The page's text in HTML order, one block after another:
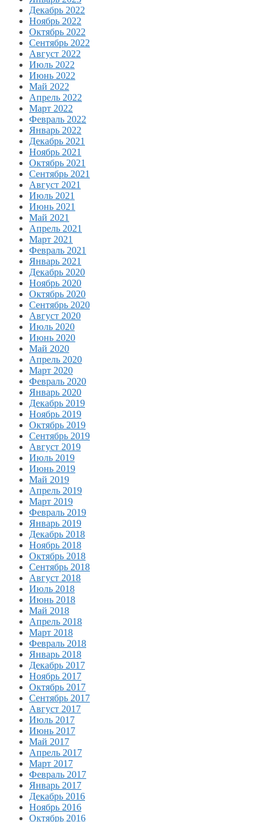
Декабрь 2022
Ноябрь 2022
Октябрь 2022
Сентябрь 2022
Август 2022
Июль 2022
Июнь 2022
Май 2022
Апрель 2022
Март 2022
Февраль 2022
Январь 2022
Декабрь 2021
Ноябрь 2021
Октябрь 2021
Сентябрь 2021
Август 2021
Июль 2021
Июнь 2021
Май 2021
Апрель 2021
Март 2021
Февраль 2021
Январь 2021
Декабрь 2020
Ноябрь 2020
Октябрь 2020
Сентябрь 2020
Август 2020
Июль 2020
Июнь 2020
Май 2020
Апрель 2020
Март 2020
Февраль 2020
Январь 2020
Декабрь 2019
Ноябрь 2019
Октябрь 2019
Сентябрь 2019
Август 2019
Июль 2019
Июнь 2019
Май 2019
Апрель 2019
Март 2019
Февраль 2019
Январь 2019
Декабрь 2018
Ноябрь 2018
Октябрь 2018
Сентябрь 2018
Август 2018
Июль 2018
Июнь 2018
Май 2018
Апрель 2018
Март 2018
Февраль 2018
Январь 2018
Декабрь 2017
Ноябрь 2017
Октябрь 2017
Сентябрь 2017
Август 2017
Июль 2017
Июнь 2017
Май 2017
Апрель 2017
Март 2017
Февраль 2017
Январь 2017
Декабрь 2016
Ноябрь 2016
Октябрь 2016